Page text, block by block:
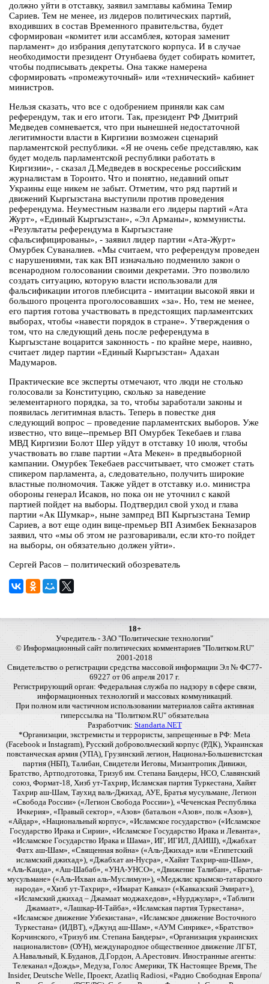
должно уйти в отставку, заявил замглавы кабмина Темир
Сариев. Тем не менее, из лидеров политических партий,
входивших в состав Временного правительства, будет
сформирован «комитет или ассамблея, которая заменит
парламент» до избрания депутатского корпуса. И в случае
необходимости президент Отунбаева будет собирать комитет,
чтобы подписывать декреты. Она также намерена
сформировать «промежуточный» или «технический» кабинет
министров.
Нельзя сказать, что все с одобрением приняли как сам
референдум, так и его итоги. Так, президент РФ Дмитрий
Медведев сомневается, что при нынешней недостаточной
легитимности власти в Киргизии возможен сценарий
парламентской республики. «Я не очень себе представляю, как
будет модель парламентской республики работать в
Киргизии», - сказал Д.Медведев в воскресенье российским
журналистам в Торонто. Что и понятно, недавний опыт
Украины еще никем не забыт. Отметим, что ряд партий и
движений Кыргызстана выступили против проведения
референдума. Неуместным назвали его лидеры партий «Ата
Журт», «Единый Кыргызстан», «Эл Арманы», коммунисты.
«Результаты референдума в Кыргызстане
сфальсифицированы», - заявил лидер партии «Ата-Журт»
Омурбек Суваналиев. «Мы считаем, что референдум проведен
с нарушениями, так как ВП изначально подменило закон о
всенародном голосовании своими декретами. Это позволило
создать ситуацию, которую власти использовали для
фальсификации итогов плебисцита - имитации высокой явки и
большого процента проголосовавших «за». Но, тем не менее,
его партия готова участвовать в предстоящих парламентских
выборах, чтобы «навести порядок в стране». Утверждения о
том, что на следующий день после референдума в
Кыргызстане воцарится законность - по крайне мере, наивно,
считает лидер партии «Единый Кыргызстан» Адахан
Мадумаров.
Практические все эксперты отмечают, что люди не столько
голосовали за Конституцию, сколько за наведение
эелементарного порядка, за то, чтобы заработали законы и
появилась легитимная власть. Теперь в повестке дня
следующий вопрос – проведение парламентских выборов. Уже
известно, что вице--премьер ВП Омурбек Текебаев и глава
МВД Киргизии Болот Шер уйдут в отставку 10 июля, чтобы
участвовать во главе партии «Ата Мекен» в предвыборной
кампании. Омурбек Текебаев рассчитывает, что сможет стать
спикером парламента, а, следовательно, получить широкие
властные полномочия. Также уйдет в отставку и.о. министра
обороны генерал Исаков, но пока он не уточнил с какой
партией пойдет на выборы. Подтвердил свой уход и глава
партии «Ак Шумкар», ныне зампред ВП Кыргызстана Темир
Сариев, а вот еще один вице-премьер ВП Азимбек Бекназаров
заявил, что «мы об этом не разговаривали, если кто-то пойдет
на выборы, он обязательно должен уйти».
Сергей Расов – политический обозреватель
18+
Учредитель - ЗАО "Политические технологии"
© Информационный сайт политических комментариев "Политком.RU"
2001-2018
Свидетельство о регистрации средства массовой информации Эл № ФС77-
69227 от 06 апреля 2017 г.
Регистрирующий орган: Федеральная служба по надзору в сфере связи,
информационных технологий и массовых коммуникаций.
При полном или частичном использовании материалов сайта активная
гиперссылка на "Политком.RU" обязательна
Разработчик: Standarta.NET
*Организации, экстремисты и террористы, запрещенные в РФ: Meta
(Facebook и Instagram), Русский добровольческий корпус (РДК), Украинская
повстанческая армия (УПА), Грузинский легион, Национал-Большевистская
партия (НБП), Талибан, Свидетели Иеговы, Мизантропик Дивижн,
Братство, Артподготовка, Тризуб им. Степана Бандеры, НСО, Славянский
союз, Формат-18, Хизб ут-Тахрир, Исламская партия Туркестана, Хайят
Тахрир аш-Шам, Таухид валь-Джихад, АУЕ, Братья мусульмане, Легион
«Свобода России» («Легион Свобода России»), «Чеченская Республика
Ичкерия», «Правый сектор», «Азов» (батальон «Азов», полк «Азов»),
«Айдар», «Национальный корпус», «Исламское государство» («Исламское
Государство Ирака и Сирии», «Исламское Государство Ирака и Леванта»,
«Исламское Государство Ирака и Шама», ИГ, ИГИЛ, ДАИШ), «Джабхат
Фатх аш-Шам», «Священная война» («Аль-Джихад» или «Египетский
исламский джихад»), «Джабхат ан-Нусра», «Хайят Тахрир-аш-Шам»,
«Аль-Каида», «Аш-Шабаб», «УНА-УНСО», «Движение Талибан», «Братья-
мусульмане» («Аль-Ихван аль-Муслимун»), «Меджлис крымско-татарского
народа», «Хизб ут-Тахрир», «Имарат Кавказ» («Кавказский Эмират»),
«Исламский джихад – Джамаат моджахедов», «Нурджулар», «Таблиги
Джамаат», «Лашкар-И-Тайба», «Исламская партия Туркестана»,
«Исламское движение Узбекистана», «Исламское движение Восточного
Туркестана» (ИДВТ), «Джунд аш-Шам», «АУМ Синрике», «Братство»
Корчинского, «Тризуб им. Степана Бандеры», «Организация украинских
националистов» (ОУН), международное общественное движение ЛГБТ,
А.Навальный, К.Буданов, Д.Гордон, А.Арестович. Иностранные агенты:
Телеканал «Дождь», Медуза, Голос Америки, ТК Настоящее Время, The
Insider, Deutsche Welle, Проект, Azatliq Radiosi, «Радио Свободная Европа/